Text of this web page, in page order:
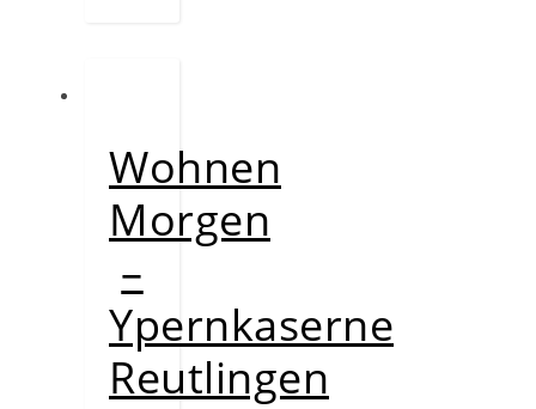
Wohnen
Morgen
–
Ypernkaserne
Reutlingen